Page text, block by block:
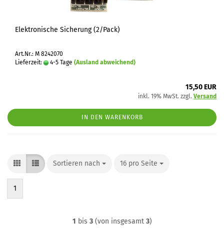
Elektronische Sicherung (2/Pack)
Art.Nr.: M 8242070
Lieferzeit:
4-5 Tage (Ausland abweichend)
15,50 EUR
inkl. 19% MwSt. zzgl. Versand
IN DEN WARENKORB
Sortieren nach
Sortieren nach 16 pro Seite
pro Seite
1
1 bis 3(von insgesamt 3)